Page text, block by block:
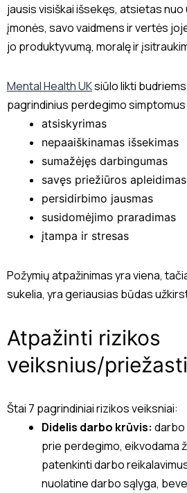
jausis visiškai išsekęs, atsietas nuo
įmonės, savo vaidmens ir vertės
jo produktyvumą, moralę ir
Mental Health UKsiūlo likti
pagrindinius perdegimo
atsiskyrimas
nepaaiškinamas išsekimas
sumažėjęs darbingumas
savęs priežiūros apleidimas
persidirbimo jausmas
susidomėjimo praradimas
įtampa ir stresas
Požymių atpažinimas yra viena,
sukelia, yra geriausias būdas
Atpažinti rizikos
veiksnius/
Štai 7 pagrindiniai rizikos veiksniai:
Didelis darbo krūvis:
prie perdegimo, eikvodama
patenkinti darbo
nuolatine darbo sąlyga,